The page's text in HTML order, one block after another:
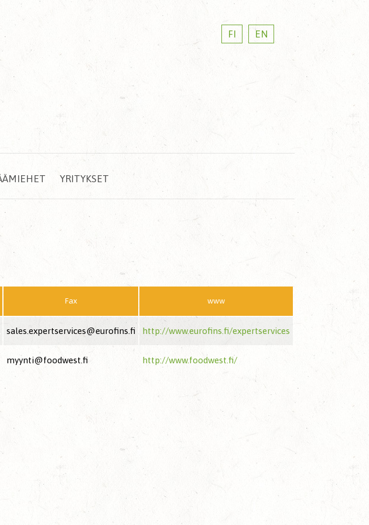
FI EN
YRITYKSET
Fax www
sales.expertservices@eurofins.fi http://www.eurofins.fi/expertservices
myynti@foodwest.fi http://www.foodwest.fi/